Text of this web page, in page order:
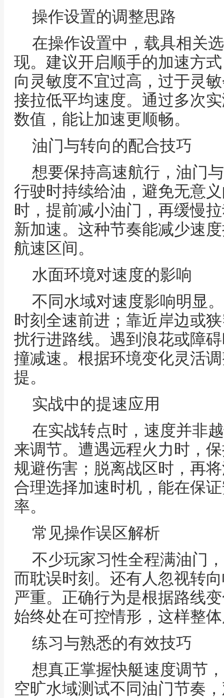
操作设置的调整思路
在操作设置中，载具相关
现。建议开启顺手的加速方
向灵敏度不宜过高，过于灵
接拉低平均速度。通过多次
数值，能让加速更顺畅。
油门与转向的配合技巧
想要保持高速航行，油门
行驶时持续给油，避免无意
时，提前减小油门，再缓慢
新加速。这种节奏能减少速
航速区间。
水面环境对速度的影响
不同水域对速度影响明显
时刻全速前进；靠近岸边或
扰行进路线。遇到浪花或障
撞减速。根据环境变化灵活
提。
实战中的提速应用
在实战转点时，速度并非
来调节。遭遇远程火力时，
规避伤害；脱离战区时，再
合理选择加速时机，能在保
率。
常见操作误区解析
不少玩家习性全程满油门
而耽误时刻。还有人忽视转
严重。正确行为是根据路线
始终处在可控情形，这样整
练习与熟悉的有效技巧
想真正掌握快艇速度调节
空旷水域测试不同油门节奏